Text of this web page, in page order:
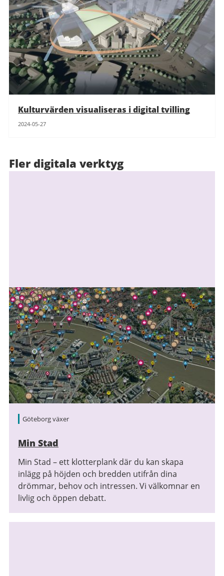
Kulturvärden visualiseras i digital tvilling
2024-05-27
Fler digitala verktyg
Göteborg växer
Min Stad
Min Stad – ett klotterplank där du kan skapa
inlägg på höjden och bredden utifrån dina
drömmar, behov och intressen. Vi välkomnar en
livlig och öppen debatt.